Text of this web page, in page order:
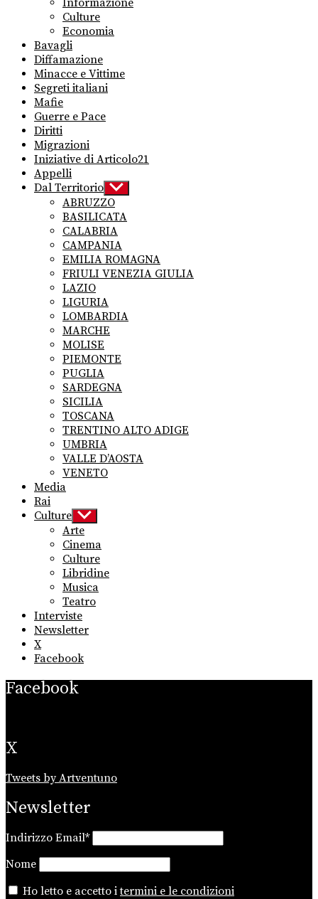
Informazione
Culture
Economia
Bavagli
Diffamazione
Minacce e Vittime
Segreti italiani
Mafie
Guerre e Pace
Diritti
Migrazioni
Iniziative di Articolo21
Appelli
Dal Territorio Show
sub
menu
ABRUZZO
BASILICATA
CALABRIA
CAMPANIA
EMILIA ROMAGNA
FRIULI VENEZIA GIULIA
LAZIO
LIGURIA
LOMBARDIA
MARCHE
MOLISE
PIEMONTE
PUGLIA
SARDEGNA
SICILIA
TOSCANA
TRENTINO ALTO ADIGE
UMBRIA
VALLE D’AOSTA
VENETO
Media
Rai
Culture Show
sub
menu
Arte
Cinema
Culture
Libridine
Musica
Teatro
Interviste
Newsletter
X
Facebook
Facebook
X
Tweets by Artventuno
Newsletter
Indirizzo Email*
Nome
Ho letto e accetto itermini e le condizioni